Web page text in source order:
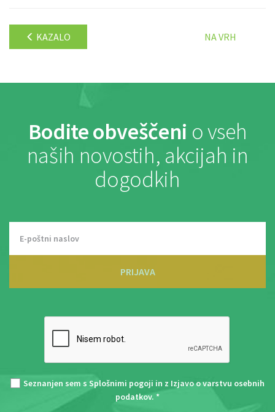
KAZALO NA VRH
Bodite obveščeni o vseh
naših novostih, akcijah in
dogodkih
PRIJAVA
Seznanjen sem s Splošnimi pogoji in z Izjavo o varstvu osebnih
podatkov. *